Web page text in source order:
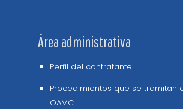
Área administrativa
Perfil del contratante
Procedimientos que se tramitan
OAMC